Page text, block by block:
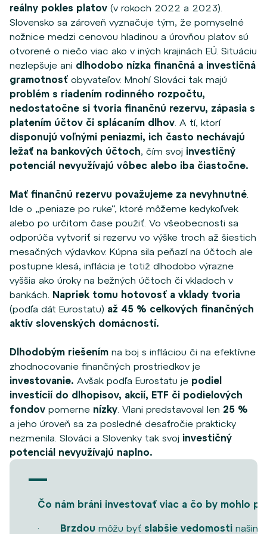
reálny pokles platov (v rokoch 2022 a 2023).
Slovensko sa zároveň vyznačuje tým, že pomyselné
nožnice medzi cenovou hladinou a úrovňou platov sú
otvorené o niečo viac ako v iných krajinách EÚ. Situáciu
nezlepšuje ani dlhodobo nízka finančná a investičná
gramotnosť obyvateľov. Mnohí Slováci tak majú
problém s riadením rodinného rozpočtu,
nedostatočne si tvoria finančnú rezervu, zápasia s
platením účtov či splácaním dlhov . A tí, ktorí
disponujú voľnými peniazmi, ich často nechávajú
ležať na bankových účtoch , čím svoj investičný
potenciál nevyužívajú vôbec alebo iba čiastočne.
Mať finančnú rezervu považujeme za nevyhnutné
Ide o „peniaze po ruke“, ktoré môžeme kedykoľvek
alebo po určitom čase použiť. Vo všeobecnosti sa
odporúča vytvoriť si rezervu vo výške troch až šiestich
mesačných výdavkov. Kúpna sila peňazí na účtoch ale
postupne klesá, inflácia je totiž dlhodobo výrazne
vyššia ako úroky na bežných účtoch či vkladoch v
bankách. Napriek tomu hotovosť a vklady tvoria
(podľa dát Eurostatu) až 45 % celkových finančných
aktív slovenských domácností.
Dlhodobým riešením na boj s infláciou či na efektívne
zhodnocovanie finančných prostriedkov je
investovanie. Avšak podľa Eurostatu je podiel
investícií do dlhopisov, akcií, ETF či podielových
fondov pomerne nízky Vlani predstavoval len 25 %
a jeho úroveň sa za posledné desaťročie prakticky
nezmenila. Slováci a Slovenky tak svoj investičný
potenciál nevyužívajú naplno.
Čo nám bráni investovať viac a čo by mohlo
· Brzdou môžu byť slabšie vedomosti